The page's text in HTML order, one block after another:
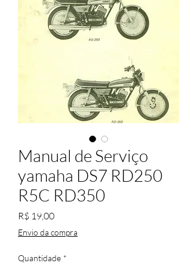
Manual de Serviço
yamaha DS7 RD250
R5C RD350
R$ 19,00Preço
Envio da compra
Quantidade *